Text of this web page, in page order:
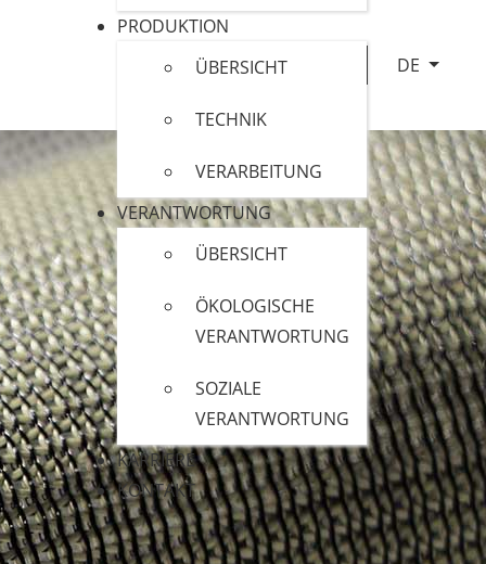
PRODUKTION
ÜBERSICHT
TECHNIK
VERARBEITUNG
VERANTWORTUNG
ÜBERSICHT
ÖKOLOGISCHE
VERANTWORTUNG
SOZIALE
VERANTWORTUNG
KARRIERE
KONTAKT
Sprache
DE